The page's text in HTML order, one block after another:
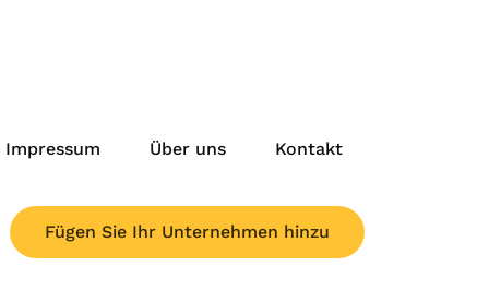
Impressum Über uns Kontakt
Fügen Sie Ihr Unternehmen hinzu